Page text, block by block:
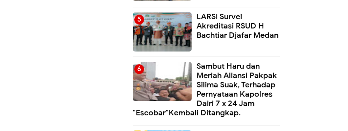
LARSI Survei
Akreditasi RSUD H
Bachtiar Djafar Medan
Sambut Haru dan
Meriah Aliansi Pakpak
Silima Suak, Terhadap
Pernyataan Kapolres
Dairi 7 x 24 Jam
"Escobar"Kembali Ditangkap.